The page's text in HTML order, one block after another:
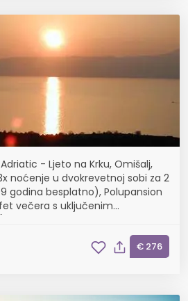
- Ljeto na Krku, Omišalj,
noćenje u dvokrevetnoj sobi za 2
godina besplatno), Polupansion
večera s uključenim
€ 276